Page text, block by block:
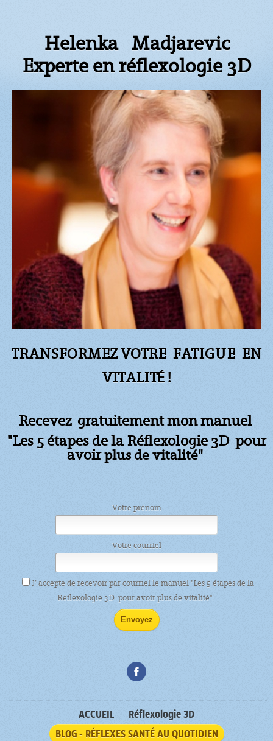
Helenka Madjarevic
Experte en réflexologie 3D
TRANSFORMEZ VOTRE FATIGUE EN
VITALITÉ !
Recevez gratuitement mon manuel
"Les 5 étapes de la Réflexologie 3D pour
avoirplus de vitalité"
Votre prénom
Votre courriel
J’ accepte de recevoir par courriel le manuel "Les 5 étapes de la
Réflexologie 3D pour avoir plus de vitalité".
ACCUEIL
Réflexologie 3D
BLOG - RÉFLEXES SANTÉ AU QUOTIDIEN